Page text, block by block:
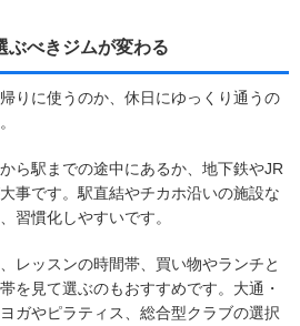
ぶべきジムが変わる
りに使うのか、休日にゆっくり通うの
ら駅までの途中にあるか、地下鉄やJR
事です。駅直結やチカホ沿いの施設な
習慣化しやすいです。
レッスンの時間帯、買い物やランチと
を見て選ぶのもおすすめです。大通・
ガやピラティス、総合型クラブの選択